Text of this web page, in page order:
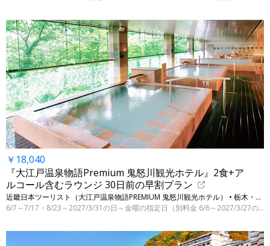
￥18,040
『大江戸温泉物語Premium 鬼怒川観光ホテル』2食+ア
ルコール含むラウンジ 30日前の早割プラン
近畿日本ツーリスト（大江戸温泉物語PREMIUM 鬼怒川観光ホテル） • 栃木・日光（鬼怒川温泉）
6/7～7/17・8/23～2027/3/31の日～金曜の指定日（別料金 6/6～2027/3/27の指定日）